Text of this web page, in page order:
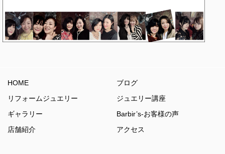
HOME
ブログ
リフォームジュエリー
ジュエリー講座
ギャラリー
Barbir’s-お客様の声
店舗紹介
アクセス